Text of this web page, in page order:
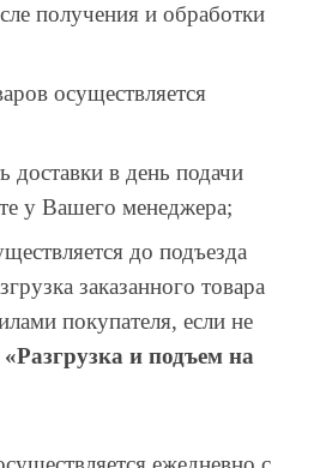
получения и обработки
осуществляется
в день подачи
у Вашего менеджера;
до подъезда
заказанного товара
покупателя, если не
«Разгрузка и подъем на